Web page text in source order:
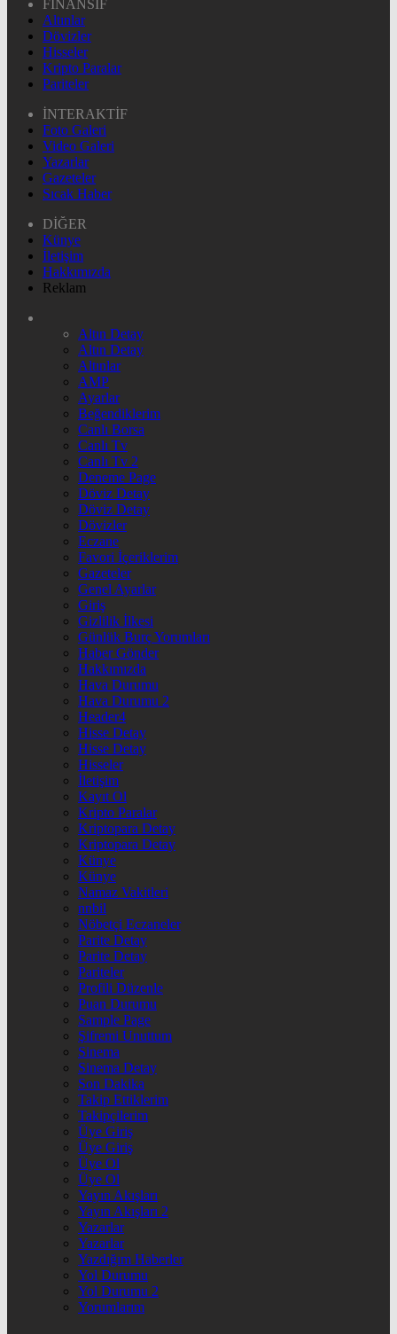
FİNANSİF
Altınlar
Dövizler
Hisseler
Kripto Paralar
Pariteler
İNTERAKTİF
Foto Galeri
Video Galeri
Yazarlar
Gazeteler
Sıcak Haber
DİĞER
Künye
İletişim
Hakkımızda
Reklam
Altın Detay
Altın Detay
Altınlar
AMP
Ayarlar
Beğendiklerim
Canlı Borsa
Canlı Tv
Canlı Tv 2
Deneme Page
Döviz Detay
Döviz Detay
Dövizler
Eczane
Favori İçeriklerim
Gazeteler
Genel Ayarlar
Giriş
Gizlilik İlkesi
Günlük Burç Yorumları
Haber Gönder
Hakkımızda
Hava Durumu
Hava Durumu 2
Header4
Hisse Detay
Hisse Detay
Hisseler
İletişim
Kayıt Ol
Kripto Paralar
Kriptopara Detay
Kriptopara Detay
Künye
Künye
Namaz Vakitleri
nnbil
Nöbetçi Eczaneler
Parite Detay
Parite Detay
Pariteler
Profili Düzenle
Puan Durumu
Sample Page
Şifremi Unuttum
Sinema
Sinema Detay
Son Dakika
Takip Ettiklerim
Takipçilerim
Üye Giriş
Üye Giriş
Üye Ol
Üye Ol
Yayın Akışları
Yayın Akışları 2
Yazarlar
Yazarlar
Yazdığım Haberler
Yol Durumu
Yol Durumu 2
Yorumlarım